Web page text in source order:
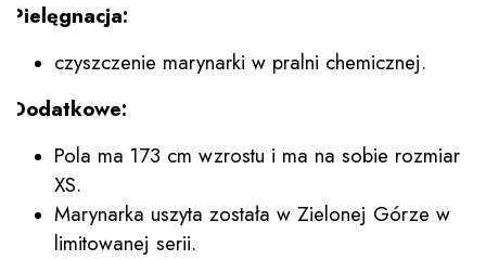
Pielęgnacja:
czyszczenie marynarki w pralni chemicznej.
Dodatkowe:
Pola ma 173 cm wzrostu i ma na sobie rozmiar
XS.
Marynarka uszyta została w Zielonej Górze w
limitowanej serii.